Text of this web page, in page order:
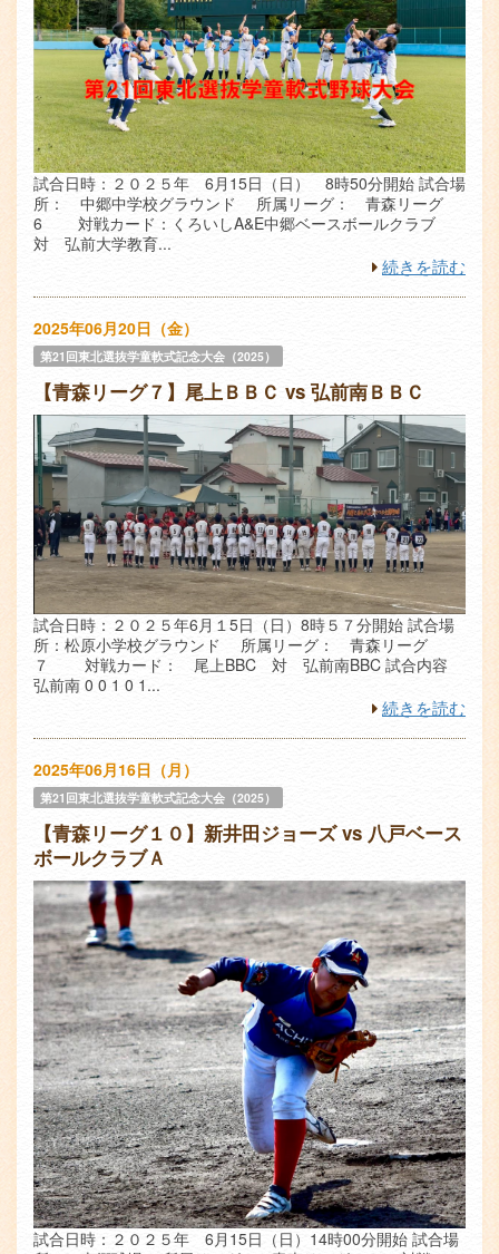
試合日時：２０２５年 6月15日（日） 8時50分開始 試合場
所： 中郷中学校グラウンド 所属リーグ： 青森リーグ
6 対戦カード：くろいしA&E中郷ベースボールクラブ
対 弘前大学教育...
続きを読む
2025年06月20日（金）
第21回東北選抜学童軟式記念大会（2025）
【青森リーグ７】尾上ＢＢＣ vs 弘前南ＢＢＣ
試合日時：２０２５年6月１5日（日）8時５７分開始 試合場
所：松原小学校グラウンド 所属リーグ： 青森リーグ
７ 対戦カード： 尾上BBC 対 弘前南BBC 試合内容
弘前南 0 0 1 0 1...
続きを読む
2025年06月16日（月）
第21回東北選抜学童軟式記念大会（2025）
【青森リーグ１０】新井田ジョーズ vs 八戸ベース
ボールクラブＡ
試合日時：２０２５年 6月15日（日）14時00分開始 試合場